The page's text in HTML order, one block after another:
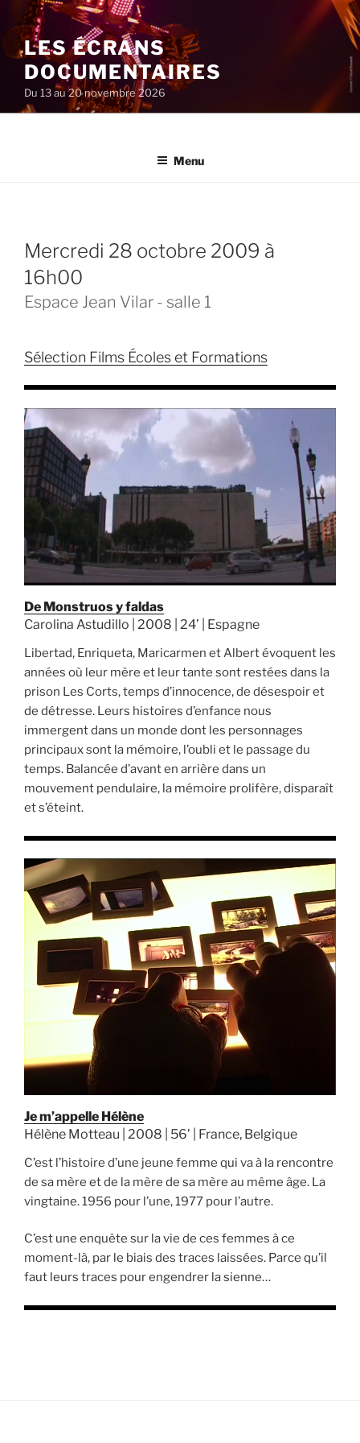
au
contenu
principal
LES ÉCRANS
DOCUMENTAIRES
Du 13 au 20 novembre 2026
Menu
mercredi 28 octobre 2009 à
16h00
Espace Jean Vilar - salle 1
Sélection Films Écoles et Formations
De Monstruos y faldas
Carolina Astudillo | 2008 | 24’ | Espagne
Libertad, Enriqueta, Maricarmen et Albert évoquent les
années où leur mère et leur tante sont restées dans la
prison Les Corts, temps d’innocence, de désespoir et
de détresse. Leurs histoires d’enfance nous
immergent dans un monde dont les personnages
principaux sont la mémoire, l’oubli et le passage du
temps. Balancée d’avant en arrière dans un
mouvement pendulaire, la mémoire prolifère, disparaît
et s’éteint.
Je m’appelle Hélène
Hélène Motteau | 2008 | 56’ | France, Belgique
C’est l’histoire d’une jeune femme qui va à la rencontre
de sa mère et de la mère de sa mère au même âge. La
vingtaine. 1956 pour l’une, 1977 pour l’autre.
C’est une enquête sur la vie de ces femmes à ce
moment-là, par le biais des traces laissées. Parce qu’il
faut leurs traces pour engendrer la sienne…